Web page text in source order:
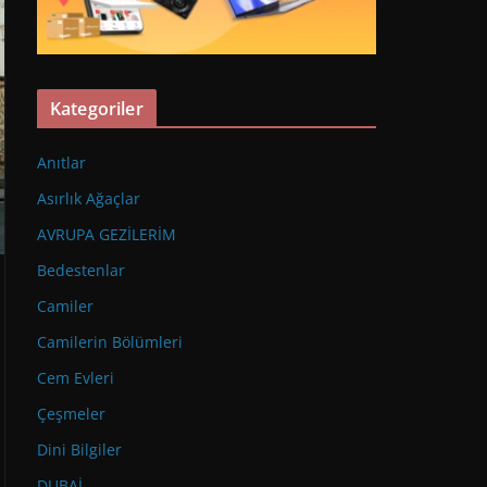
Kategoriler
Anıtlar
Asırlık Ağaçlar
AVRUPA GEZİLERİM
Bedestenlar
Camiler
Camilerin Bölümleri
Cem Evleri
Çeşmeler
Dini Bilgiler